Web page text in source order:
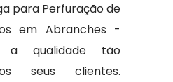
para Perfuração de
em Abranches -
a qualidade tão
seus clientes.